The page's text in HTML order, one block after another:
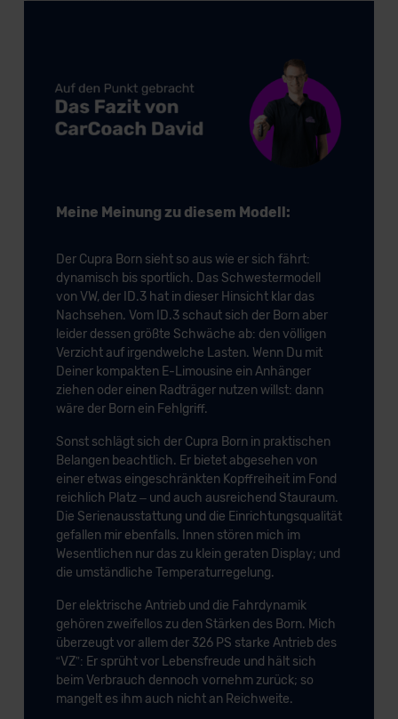
Meine Meinung zu diesem Modell:
Der Cupra Born sieht so aus wie er sich fährt:
dynamisch bis sportlich. Das Schwestermodell
von VW, der ID.3 hat in dieser Hinsicht klar das
Nachsehen. Vom ID.3 schaut sich der Born aber
leider dessen größte Schwäche ab: den völligen
Verzicht auf irgendwelche Lasten. Wenn Du mit
Deiner kompakten E-Limousine ein Anhänger
ziehen oder einen Radträger nutzen willst: dann
wäre der Born ein Fehlgriff.
Sonst schlägt sich der Cupra Born in praktischen
Belangen beachtlich. Er bietet abgesehen von
einer etwas eingeschränkten Kopffreiheit im Fond
reichlich Platz – und auch ausreichend Stauraum.
Die Serienausstattung und die Einrichtungsqualität
gefallen mir ebenfalls. Innen stören mich im
Wesentlichen nur das zu klein geraten Display; und
die umständliche Temperaturregelung.
Der elektrische Antrieb und die Fahrdynamik
gehören zweifellos zu den Stärken des Born. Mich
überzeugt vor allem der 326 PS starke Antrieb des
“VZ”: Er sprüht vor Lebensfreude und hält sich
beim Verbrauch dennoch vornehm zurück; so
mangelt es ihm auch nicht an Reichweite.